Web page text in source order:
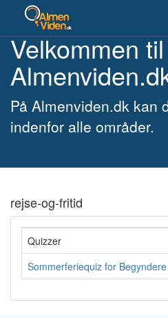
Velkommen til
På Almenviden.dk kan
indenfor alle områder.
rejse-og-fritid
Quizzer
Sommerferiequiz for Begyndere